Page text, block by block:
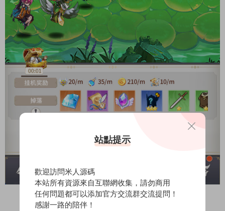
站點提示
歡迎訪問米人源碼
本站所有資源來自互聯網收集，請勿商用
任何問題都可以添加官方交流群交流提問！
感謝一路的陪伴！